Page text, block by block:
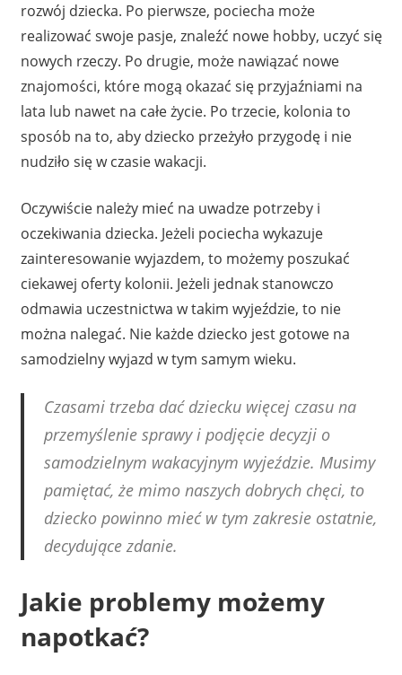
rozwój dziecka. Po pierwsze, pociecha może
realizować swoje pasje, znaleźć nowe hobby, uczyć się
nowych rzeczy. Po drugie, może nawiązać nowe
znajomości, które mogą okazać się przyjaźniami na
lata lub nawet na całe życie. Po trzecie, kolonia to
sposób na to, aby dziecko przeżyło przygodę i nie
nudziło się w czasie wakacji.
Oczywiście należy mieć na uwadze potrzeby i
oczekiwania dziecka. Jeżeli pociecha wykazuje
zainteresowanie wyjazdem, to możemy poszukać
ciekawej oferty kolonii. Jeżeli jednak stanowczo
odmawia uczestnictwa w takim wyjeździe, to nie
można nalegać. Nie każde dziecko jest gotowe na
samodzielny wyjazd w tym samym wieku.
Czasami trzeba dać dziecku więcej czasu na
przemyślenie sprawy i podjęcie decyzji o
samodzielnym wakacyjnym wyjeździe. Musimy
pamiętać, że mimo naszych dobrych chęci, to
dziecko powinno mieć w tym zakresie ostatnie,
decydujące zdanie.
Jakie problemy możemy
napotkać?